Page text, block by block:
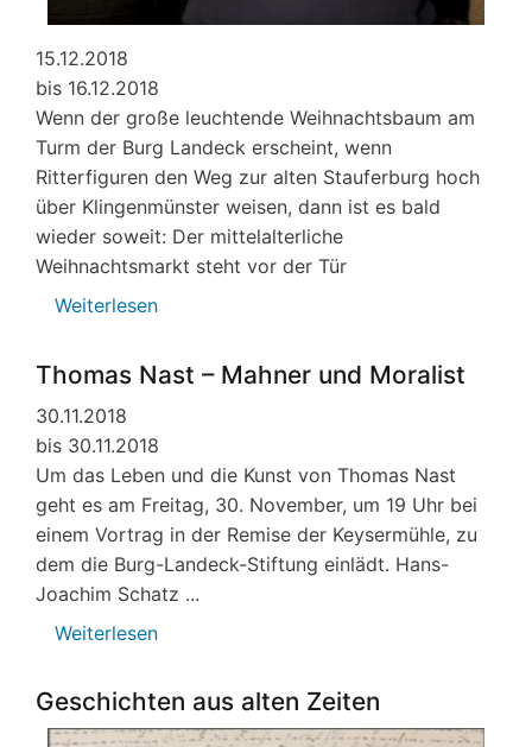
15.12.2018
bis 16.12.2018
Wenn der große leuchtende Weihnachtsbaum am
Turm der Burg Landeck erscheint, wenn
Ritterfiguren den Weg zur alten Stauferburg hoch
über Klingenmünster weisen, dann ist es bald
wieder soweit: Der mittelalterliche
Weihnachtsmarkt steht vor der Tür
Weiterlesen
auf
Thomas Nast – Mahner und Moralist
30.11.2018
bis 30.11.2018
Um das Leben und die Kunst von Thomas Nast
geht es am Freitag, 30. November, um 19 Uhr bei
einem Vortrag in der Remise der Keysermühle, zu
dem die Burg-Landeck-Stiftung einlädt. Hans-
Joachim Schatz ...
Weiterlesen
Nast
Geschichten aus alten Zeiten